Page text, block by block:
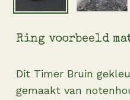
Ring voorbeeld
Dit Timer Bruin
gemaakt van